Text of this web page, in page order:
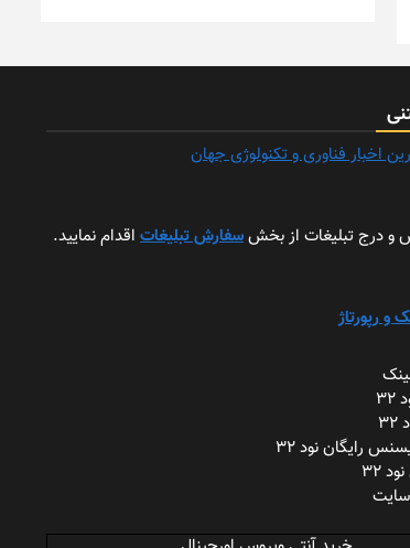
اخبار فناوری و تکنولوژی جهان
درج تبلیغات از بخشسفارش تبلیغات اقدام نمایید.
و رپورتاژ
رایگان نود 32
32